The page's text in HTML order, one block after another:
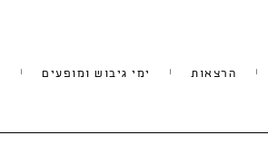
הרצאות ימי גיבוש ומופעים